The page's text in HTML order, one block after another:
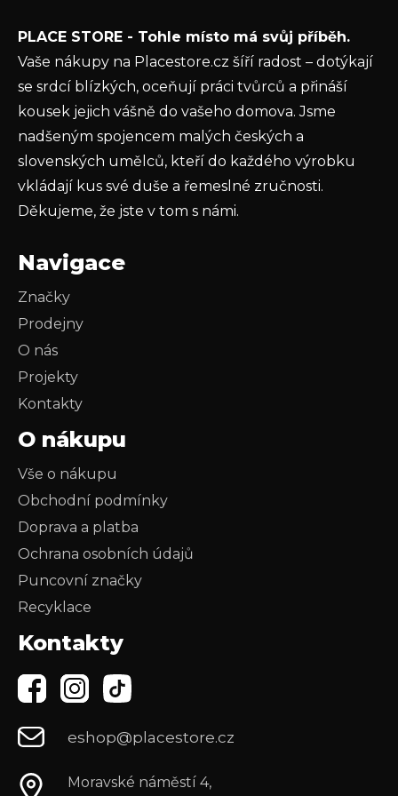
ochrany osobních údajů
PŘIHLÁSIT SE
PLACE STORE - Tohle místo má svůj příběh.
Vaše nákupy na Placestore.cz šíří radost – dotýkají
se srdcí blízkých, oceňují práci tvůrců a přináší
kousek jejich vášně do vašeho domova. Jsme
nadšeným spojencem malých českých a
slovenských umělců, kteří do každého výrobku
vkládají kus své duše a řemeslné zručnosti.
Děkujeme, že jste v tom s námi.
Navigace
Značky
Prodejny
O nás
Projekty
Kontakty
O nákupu
Vše o nákupu
Obchodní podmínky
Doprava a platba
Ochrana osobních údajů
Puncovní značky
Recyklace
Kontakty
eshop@placestore.cz
Moravské náměstí 4,